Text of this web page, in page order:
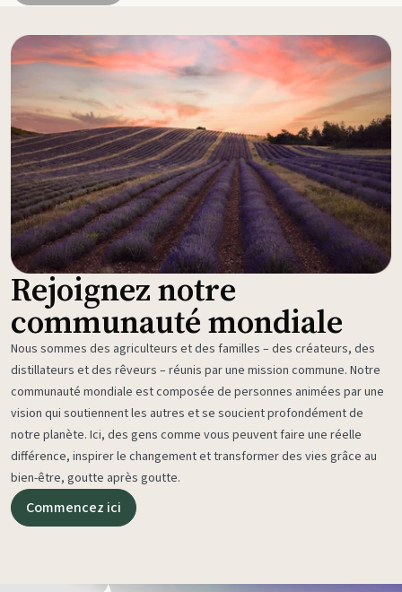
Rejoignez notre
communauté mondiale
Nous sommes des agriculteurs et des familles – des créateurs, des
distillateurs et des rêveurs – réunis par une mission commune. Notre
communauté mondiale est composée de personnes animées par une
vision qui soutiennent les autres et se soucient profondément de
notre planète. Ici, des gens comme vous peuvent faire une réelle
différence, inspirer le changement et transformer des vies grâce au
bien-être, goutte après goutte.
Commencez ici